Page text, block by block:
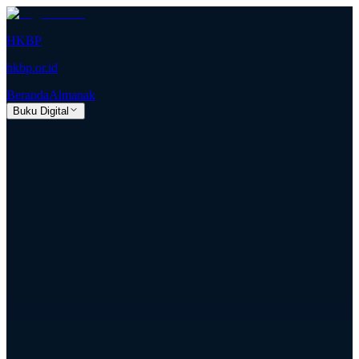
HKBP
hkbp.or.id
BerandaAlmanak
Buku Digital